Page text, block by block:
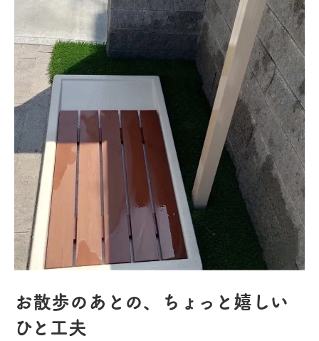
お散歩のあとの、ちょっと嬉しい
ひと工夫